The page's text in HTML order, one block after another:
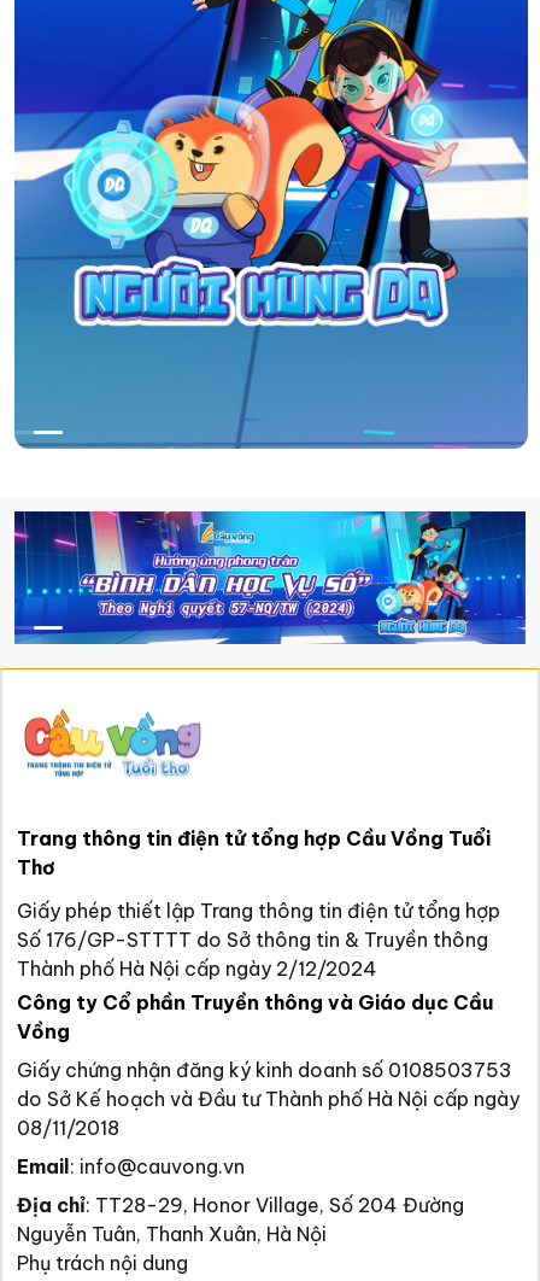
Trang thông tin điện tử tổng hợp Cầu Vồng Tuổi
Thơ
Giấy phép thiết lập Trang thông tin điện tử tổng hợp
Số 176/GP-STTTT do Sở thông tin & Truyền thông
Thành phố Hà Nội cấp ngày 2/12/2024
Công ty Cổ phần Truyền thông và Giáo dục Cầu
Vồng
Giấy chứng nhận đăng ký kinh doanh số 0108503753
do Sở Kế hoạch và Đầu tư Thành phố Hà Nội cấp ngày
08/11/2018
Email : info@cauvong.vn
Địa chỉ: TT28-29, Honor Village, Số 204 Đường
Nguyễn Tuân, Thanh Xuân, Hà Nội
Phụ trách nội dung